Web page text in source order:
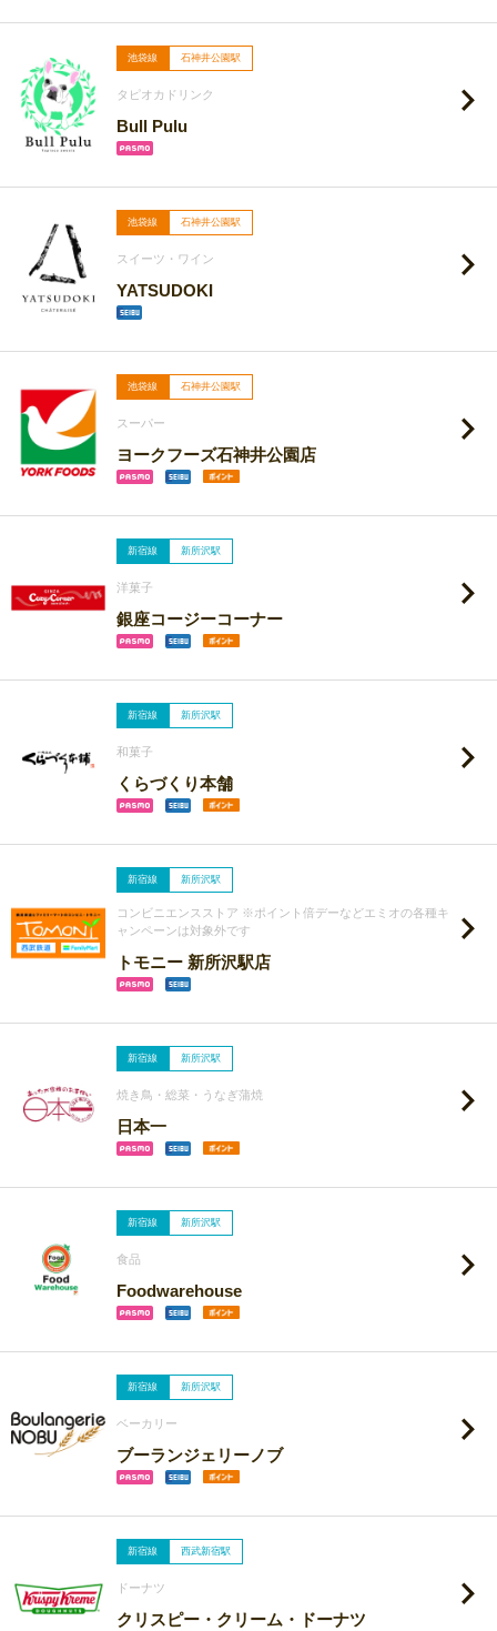
池袋線 石神井公園駅
タピオカドリンク
Bull Pulu
池袋線 石神井公園駅
スイーツ・ワイン
YATSUDOKI
池袋線 石神井公園駅
スーパー
ヨークフーズ石神井公園店
新宿線 新所沢駅
洋菓子
銀座コージーコーナー
新宿線 新所沢駅
和菓子
くらづくり本舗
新宿線 新所沢駅
コンビニエンスストア ※ポイント倍デーなどエミオの各種キ
ャンペーンは対象外です
トモニー 新所沢駅店
新宿線 新所沢駅
焼き鳥・総菜・うなぎ蒲焼
日本一
新宿線 新所沢駅
食品
Foodwarehouse
新宿線 新所沢駅
ベーカリー
ブーランジェリーノブ
新宿線 西武新宿駅
ドーナツ
クリスピー・クリーム・ドーナツ